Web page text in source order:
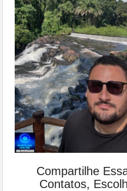
Compartilhe
Contatos,